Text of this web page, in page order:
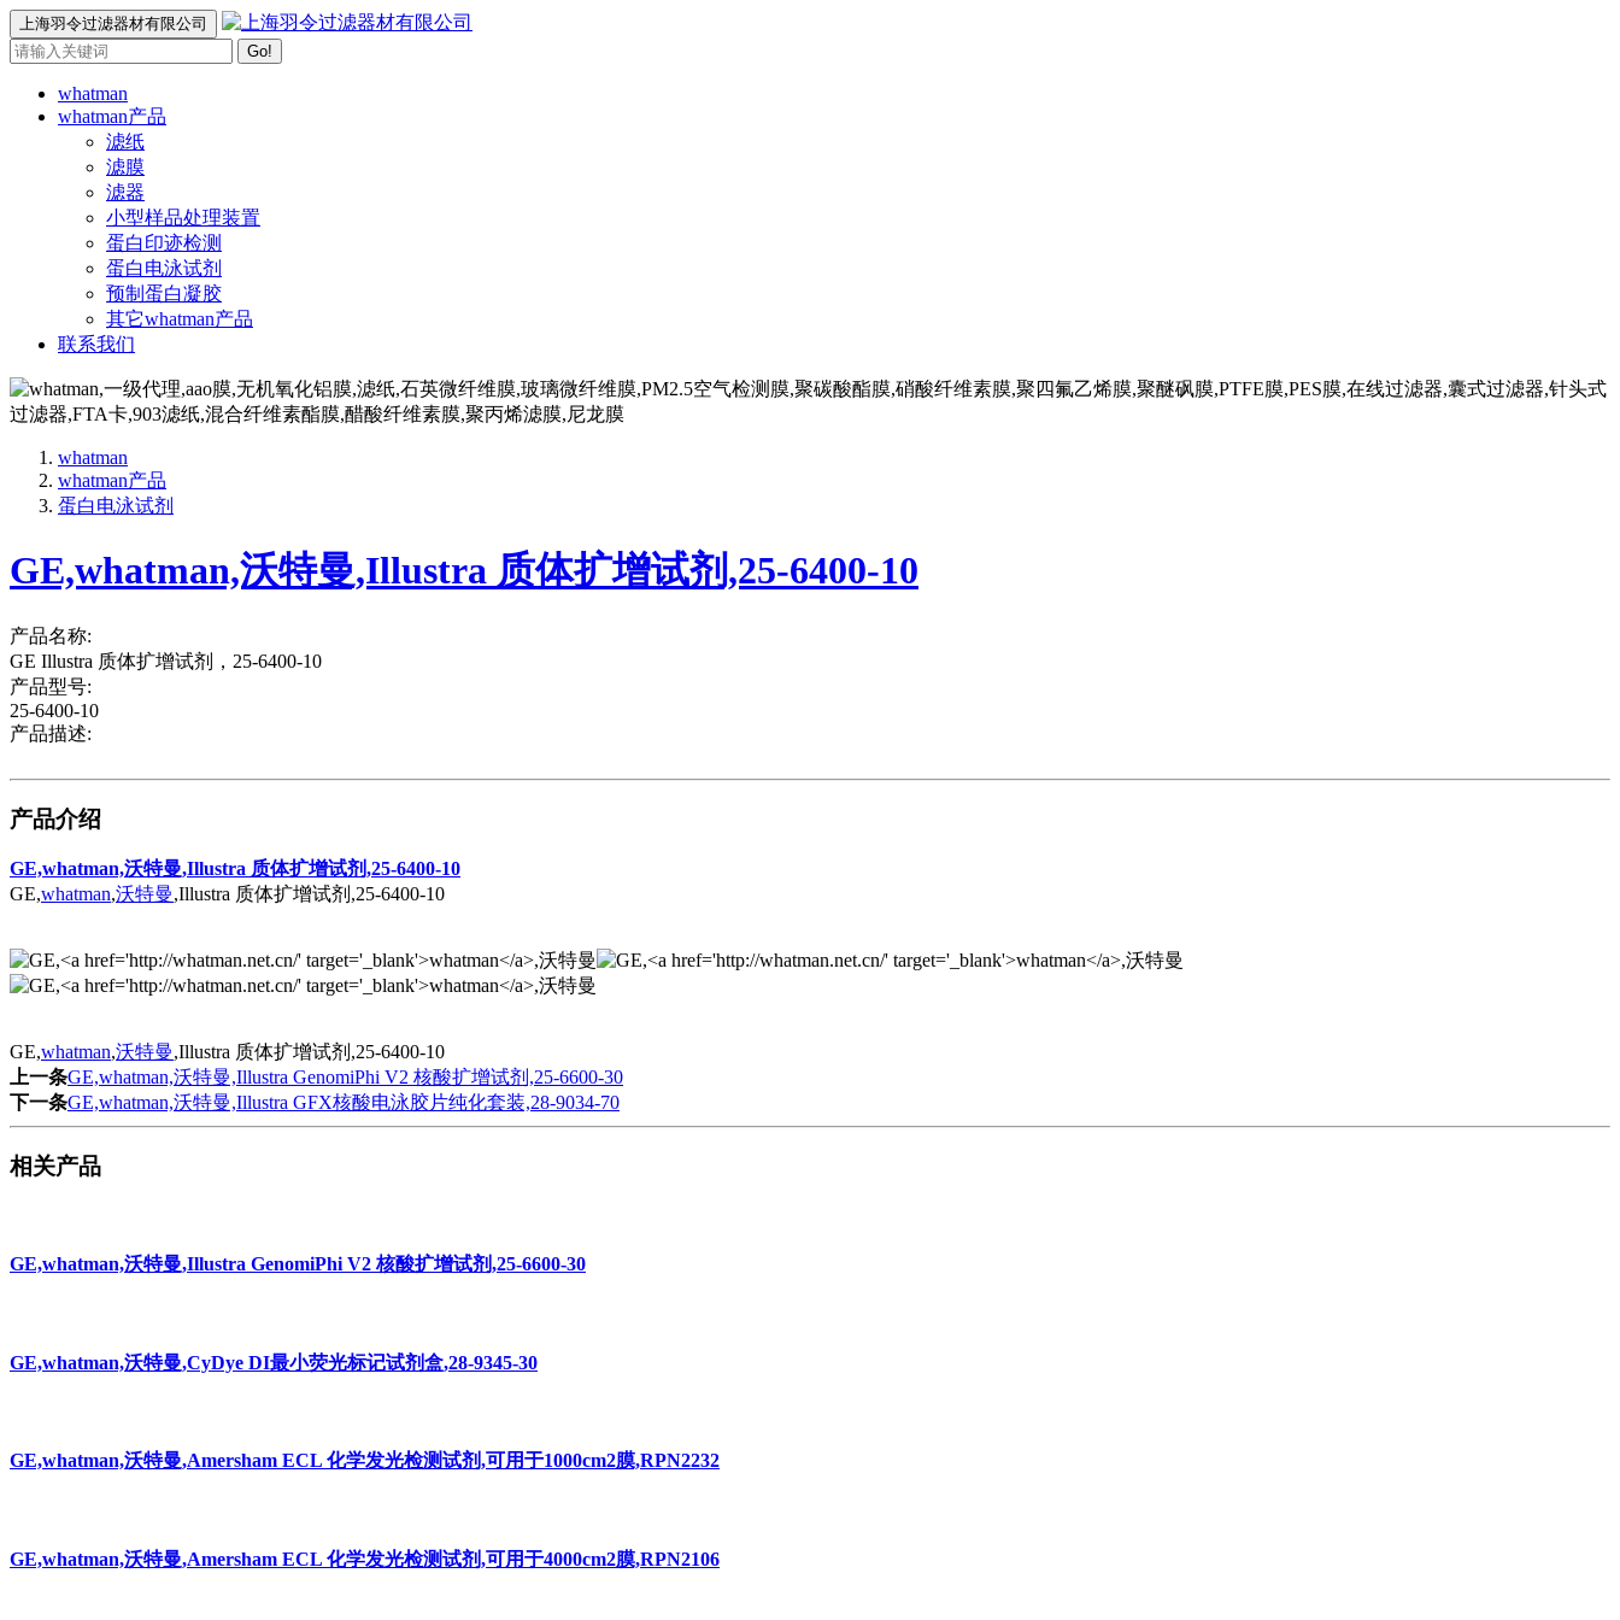
上海羽令过滤器材有限公司
Go!
whatman
whatman产品
滤纸
滤膜
滤器
小型样品处理装置
蛋白印迹检测
蛋白电泳试剂
预制蛋白凝胶
其它whatman产品
联系我们
whatman
whatman产品
蛋白电泳试剂
GE,whatman,沃特曼,Illustra 质体扩增试剂,25-6400-10
产品名称:
GE Illustra 质体扩增试剂，25-6400-10
产品型号:
25-6400-10
产品描述:
产品介绍
GE,whatman,沃特曼,Illustra 质体扩增试剂,25-6400-10
GE,whatman,沃特曼,Illustra 质体扩增试剂,25-6400-10
GE,whatman,沃特曼,Illustra 质体扩增试剂,25-6400-10
上一条GE,whatman,沃特曼,Illustra GenomiPhi V2 核酸扩增试剂,25-6600-30
下一条GE,whatman,沃特曼,Illustra GFX核酸电泳胶片纯化套装,28-9034-70
相关产品
GE,whatman,沃特曼,Illustra GenomiPhi V2 核酸扩增试剂,25-6600-30
GE,whatman,沃特曼,CyDye DI最小荧光标记试剂盒,28-9345-30
GE,whatman,沃特曼,Amersham ECL 化学发光检测试剂,可用于1000cm2膜,RPN2232
GE,whatman,沃特曼,Amersham ECL 化学发光检测试剂,可用于4000cm2膜,RPN2106